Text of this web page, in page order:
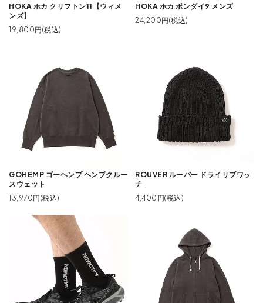
HOKA ホカ クリフトン11【ウィメ
ンズ】
19,800円(税込)
HOKA ホカ ボンダイ9 メンズ
24,200円(税込)
GOHEMP ゴーヘンプ ヘンプクルー
スウェット
13,970円(税込)
ROUVER ルーバー ドライリブワッ
チ
4,400円(税込)